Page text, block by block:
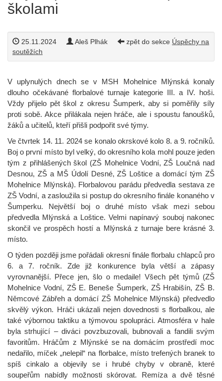
školami
25.11.2024 Aleš Plhák zpět do sekce Úspěchy na
soutěžích
V uplynulých dnech se v MSH Mohelnice Mlýnská konaly
dlouho očekávané florbalové turnaje kategorie III. a IV. hoši.
Vždy přijelo pět škol z okresu Šumperk, aby si poměřily síly
proti sobě. Akce přilákala nejen hráče, ale i spoustu fanoušků,
žáků a učitelů, kteří přišli podpořit své týmy.
Ve čtvrtek 14. 11. 2024 se konalo okrskové kolo 8. a 9. ročníků.
Boj o první místo byl velký, do okresního kola mohl pouze jeden
tým z přihlášených škol (ZŠ Mohelnice Vodní, ZŠ Loučná nad
Desnou, ZŠ a MŠ Údolí Desné, ZŠ Loštice a domácí tým ZŠ
Mohelnice Mlýnská). Florbalovou parádu předvedla sestava ze
ZŠ Vodní, a zasloužila si postup do okresního finále konaného v
Šumperku. Největší boj o druhé místo však mezi sebou
předvedla Mlýnská a Loštice. Velmi napínavý souboj nakonec
skončil ve prospěch hostí a Mlýnská z turnaje bere krásné 3.
místo.
O týden později jsme pořádali okresní finále florbalu chlapců pro
6. a 7. ročník. Zde již konkurence byla větší a zápasy
vyrovnanější. Přece jen, šlo o medaile! Všech pět týmů (ZŠ
Mohelnice Vodní, ZŠ E. Beneše Šumperk, ZŠ Hrabišín, ZŠ B.
Němcové Zábřeh a domácí ZŠ Mohelnice Mlýnská) předvedlo
skvělý výkon. Hráči ukázali nejen dovednosti s florbalkou, ale
také výbornou taktiku a týmovou spolupráci. Atmosféra v hale
byla strhující – diváci povzbuzovali, bubnovali a fandili svým
favoritům. Hráčům z Mlýnské se na domácím prostředí moc
nedařilo, míček „nelepil“ na florbalce, místo trefených branek to
spíš cinkalo a objevily se i hrubé chyby v obraně, které
soupeřům nabídly možnosti skórovat. Remíza a dvě těsné